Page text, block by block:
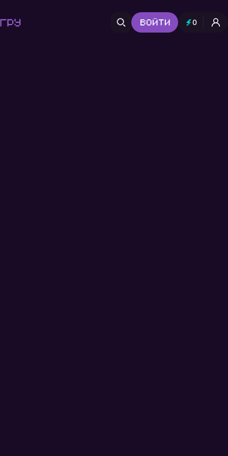
Войти 0